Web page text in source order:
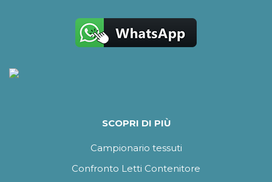
SCOPRI DI PIÙ
Campionario tessuti
Confronto Letti Contenitore